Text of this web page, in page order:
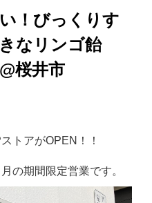
！びっくりす
なリンゴ飴
桜井市
トアがOPEN！！
の期間限定営業です。